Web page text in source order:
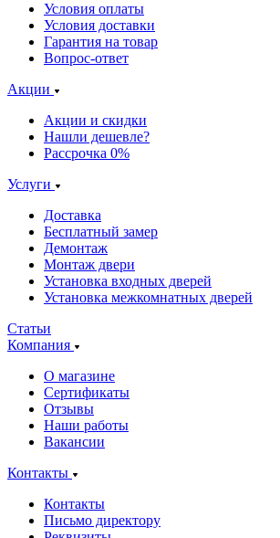
Условия оплаты
Условия доставки
Гарантия на товар
Вопрос-ответ
Акции
Акции и скидки
Нашли дешевле?
Рассрочка 0%
Услуги
Доставка
Бесплатный замер
Демонтаж
Монтаж двери
Установка входных дверей
Установка межкомнатных дверей
Статьи
Компания
О магазине
Сертификаты
Отзывы
Наши работы
Вакансии
Контакты
Контакты
Письмо директору